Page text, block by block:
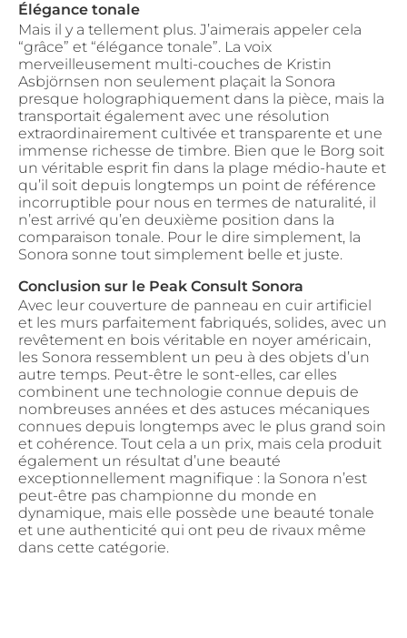
Élégance tonale
Mais il y a tellement plus. J’aimerais appeler cela
“grâce” et “élégance tonale”. La voix
merveilleusement multi-couches de Kristin
Asbjörnsen non seulement plaçait la Sonora
presque holographiquement dans la pièce, mais la
transportait également avec une résolution
extraordinairement cultivée et transparente et une
immense richesse de timbre. Bien que le Borg soit
un véritable esprit fin dans la plage médio-haute et
qu’il soit depuis longtemps un point de référence
incorruptible pour nous en termes de naturalité, il
n’est arrivé qu’en deuxième position dans la
comparaison tonale. Pour le dire simplement, la
Sonora sonne tout simplement belle et juste.
Conclusion sur le Peak Consult Sonora
Avec leur couverture de panneau en cuir artificiel
et les murs parfaitement fabriqués, solides, avec un
revêtement en bois véritable en noyer américain,
les Sonora ressemblent un peu à des objets d’un
autre temps. Peut-être le sont-elles, car elles
combinent une technologie connue depuis de
nombreuses années et des astuces mécaniques
connues depuis longtemps avec le plus grand soin
et cohérence. Tout cela a un prix, mais cela produit
également un résultat d’une beauté
exceptionnellement magnifique : la Sonora n’est
peut-être pas championne du monde en
dynamique, mais elle possède une beauté tonale
et une authenticité qui ont peu de rivaux même
dans cette catégorie.